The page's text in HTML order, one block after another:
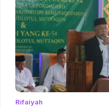
Rifaiyah